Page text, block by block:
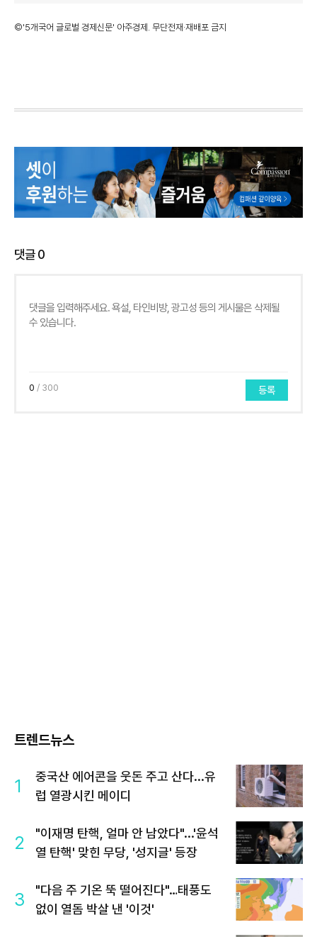
©'5개국어 글로벌 경제신문' 아주경제. 무단전재·재배포 금지
댓글0
0 / 300 등록
트렌드뉴스
1
중국산 에어콘을 웃돈 주고 산다...유
럽 열광시킨 메이디
2
"이재명 탄핵, 얼마 안 남았다"...'윤석
열 탄핵' 맞힌 무당, '성지글' 등장
3
"다음 주 기온 뚝 떨어진다"…태풍도
없이 열돔 박살 낸 '이것'